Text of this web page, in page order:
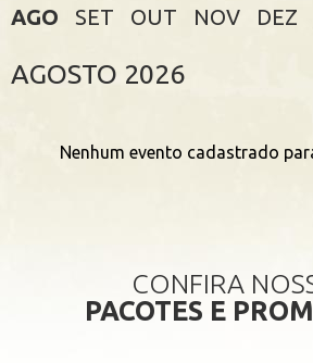
AGO
SET OUT NOV DEZ
AGOSTO 2026
Nenhum evento cadastrado
CONFIRA
PACOTES E